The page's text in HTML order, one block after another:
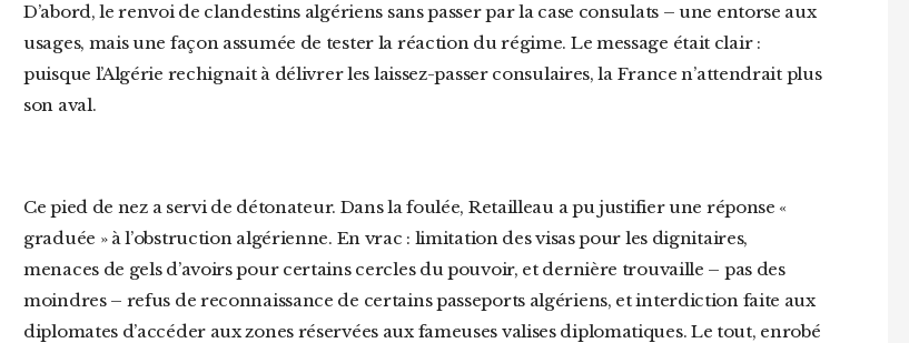
D’abord, le renvoi de clandestins algériens sans passer par la case consulats – une entorse aux
usages, mais une façon assumée de tester la réaction du régime. Le message était clair :
puisque l’Algérie rechignait à délivrer les laissez-passer consulaires, la France n’attendrait plus
son aval.
Ce pied de nez a servi de détonateur. Dans la foulée, Retailleau a pu justifier une réponse «
graduée » à l’obstruction algérienne. En vrac : limitation des visas pour les dignitaires,
menaces de gels d’avoirs pour certains cercles du pouvoir, et dernière trouvaille – pas des
moindres – refus de reconnaissance de certains passeports algériens, et interdiction faite aux
diplomates d’accéder aux zones réservées aux fameuses valises diplomatiques. Le tout, enrobé